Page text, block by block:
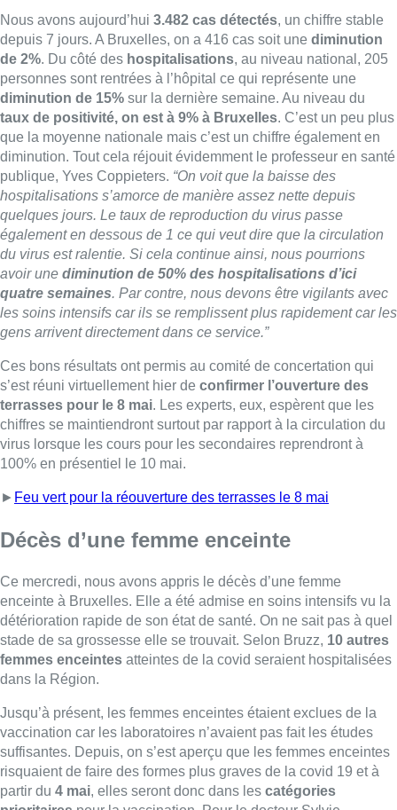
du virus est ralentie. Si cela continue ainsi, nous pourrions
avoir unediminution de 50% des hospitalisations d’ici
quatre semaines. Par contre, nous devons être vigilants avec
les soins intensifs car ils se remplissent plus rapidement car les
gens arrivent directement dans ce service.”
Ces bons résultats ont permis au comité de concertation qui
s’est réuni virtuellement hier de confirmer l’ouverture des
terrasses pour le 8 mai
. Les experts, eux, espèrent que les
chiffres se maintiendront surtout par rapport à la circulation du
virus lorsque les cours pour les secondaires reprendront à
100% en présentiel le 10 mai.
►Feu vert pour la réouverture des terrasses le 8 mai
Décès d’une femme enceinte
Ce mercredi, nous avons appris le décès d’une femme
enceinte à Bruxelles. Elle a été admise en soins intensifs vu la
détérioration rapide de son état de santé. On ne sait pas à quel
stade de sa grossesse elle se trouvait. Selon Bruzz,10 autres
femmes enceintesatteintes de la covid seraient hospitalisées
dans la Région.
Jusqu’à présent, les femmes enceintes étaient exclues de la
vaccination car les laboratoires n’avaient pas fait les études
risquaient de faire des formes plus graves de la covid 19 et à
prioritairespour la vaccination. Pour le docteur Sylvie
Houben, gynécologue-obstétricienne au Chirec Delta, c’est
une bonne chose. Elle recommande la vaccination à ses
patientes qui se posent beaucoup de questions.
“Elles posent
beaucoup de questions mais il faut les rassurer à ce propos.
Aujourd’hui, elles auront un vaccin à
ARN messager
ne faut pas s’inquiéter d’éventuels effets secondaires par
rapport à la grossesse.”
Pour le docteur Houben, la vaccination doit se faire
après le
premier trimestre de grossesse et avant la 32e semaine
Pour se faire vacciner, il faut simplement demander au médecin
généraliste d’inscrire la patiente auprès des mutuelles comme